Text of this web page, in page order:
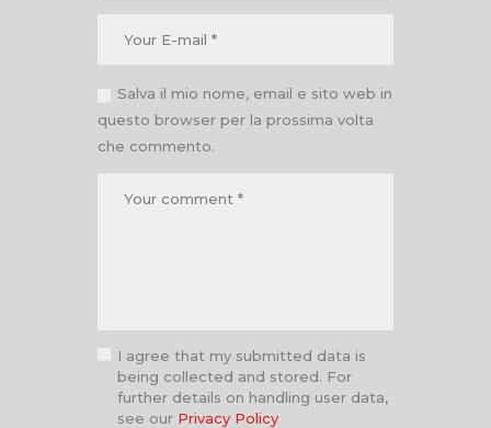
Salva il mio nome, email e sito web in
questo browser per la prossima volta
che commento.
I agree that my submitted data is
being collected and stored. For
further details on handling user data,
see our Privacy Policy